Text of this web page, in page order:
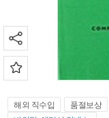
해외 직수입 품절보상